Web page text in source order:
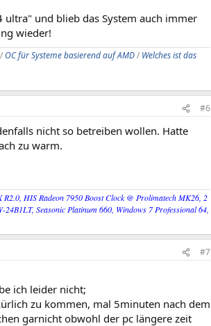
und blieb das System auch immer
wieder!
/OC für Systeme basierend auf AMD/ Welches ist das
#6
nicht so betreiben wollen. Hatte
zu warm.
HIS Radeon 7950 Boost Clock @ Prolimatech MK26, 2
Seasonic Platinum 660, Windows 7 Professional 64,
#7
ich leider nicht;
zu kommen, mal 5minuten nach dem
garnicht obwohl der pc längere zeit